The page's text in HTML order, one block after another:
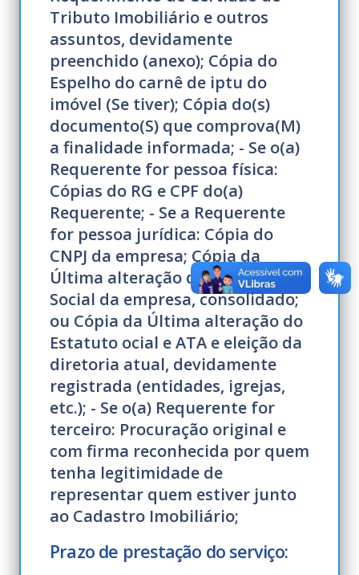
Tributo Imobiliário e outros
assuntos, devidamente
preenchido (anexo); Cópia do
Espelho do carnê de iptu do
imóvel (Se tiver); Cópia do(s)
documento(S) que comprova(M)
a finalidade informada; - Se o(a)
Requerente for pessoa física:
Cópias do RG e CPF do(a)
Requerente; - Se a Requerente
for pessoa jurídica: Cópia do
CNPJ da empresa; Cópia da
Última alteração do Contrato
Social da empresa, consolidado;
ou Cópia da Última alteração do
Estatuto ocial e ATA e eleição da
diretoria atual, devidamente
registrada (entidades, igrejas,
etc.); - Se o(a) Requerente for
terceiro: Procuração original e
com firma reconhecida por quem
tenha legitimidade de
representar quem estiver junto
ao Cadastro Imobiliário;
Prazo de prestação do serviço: